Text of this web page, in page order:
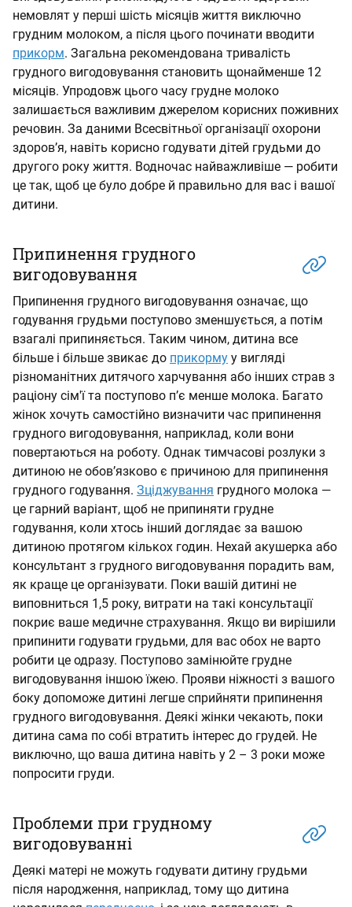
немовлят у перші шість місяців життя виключно
грудним молоком, а після цього починати вводити
прикорм. Загальна рекомендована тривалість
грудного вигодовування становить щонайменше 12
місяців. Упродовж цього часу грудне молоко
залишається важливим джерелом корисних поживних
речовин. За даними Всесвітньої організації охорони
здоров’я, навіть корисно годувати дітей грудьми до
другого року життя. Водночас найважливіше — робити
це так, щоб це було добре й правильно для вас і вашої
дитини.
Припинення грудного
вигодовування
Припинення грудного вигодовування означає, що
годування грудьми поступово зменшується, а потім
взагалі припиняється. Таким чином, дитина все
більше і більше звикає до прикорму у вигляді
різноманітних дитячого харчування або інших страв з
раціону сім'ї та поступово п’є менше молока. Багато
жінок хочуть самостійно визначити час припинення
грудного вигодовування, наприклад, коли вони
повертаються на роботу. Однак тимчасові розлуки з
дитиною не обов’язково є причиною для припинення
грудного годування. Зціджування грудного молока —
це гарний варіант, щоб не припиняти грудне
годування, коли хтось інший доглядає за вашою
дитиною протягом кількох годин. Нехай акушерка або
консультант з грудного вигодовування порадить вам,
як краще це організувати. Поки вашій дитині не
виповниться 1,5 року, витрати на такі консультації
покриє ваше медичне страхування. Якщо ви вирішили
припинити годувати грудьми, для вас обох не варто
робити це одразу. Поступово замінюйте грудне
вигодовування іншою їжею. Прояви ніжності з вашого
боку допоможе дитині легше сприйняти припинення
грудного вигодовування. Деякі жінки чекають, поки
дитина сама по собі втратить інтерес до грудей. Не
виключно, що ваша дитина навіть у 2 – 3 роки може
попросити груди.
Проблеми при грудному
вигодовуванні
Деякі матері не можуть годувати дитину грудьми
після народження, наприклад, тому що дитина